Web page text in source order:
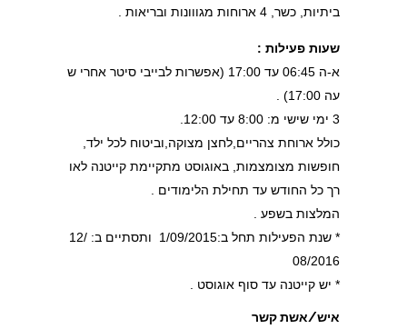
ביתיות, כשר, 4 ארוחות מגווונות ובריאות .
שעות פעילות :
א-ה 06:45 עד 17:00 (אפשרות לבייבי סיטר אחרי ש
עה 17:00) .
3 ימי שישי מ: 8:00 עד 12:00.
כולל ארוחת צהריים,לחצן מצוקה,וביטוח לכל ילד,
חופשות מצומצמות, באוגוסט מתקיימת קייטנה לאו
רך כל החודש עד תחילת הלימודים .
המלצות בשפע .
* שנת הפעילות תחל ב:1/09/2015 ותסתיים ב: 12/
08/2016
* יש קייטנה עד סוף אוגוסט .
איש/אשת קשר